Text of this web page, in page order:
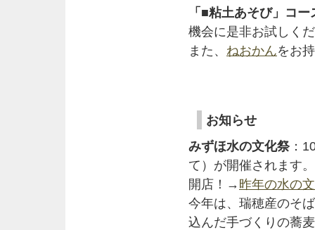
「■粘土あそび」コ
機会に是非お試しく
また、 ねおかんをお
お知らせ
みずほ水の文化祭：
て）が開催されます
開店！→昨年の水の
今年は、瑞穂産のそ
込んだ手づくりの蕎